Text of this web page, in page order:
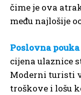
čime je ova
među najlošije
Poslovna
cijena ulaznice
Moderni turisti
troškove i lošu